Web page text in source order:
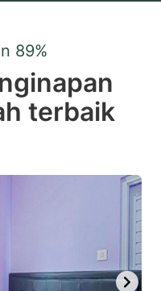
select
a
date.
get
89%
terbaik